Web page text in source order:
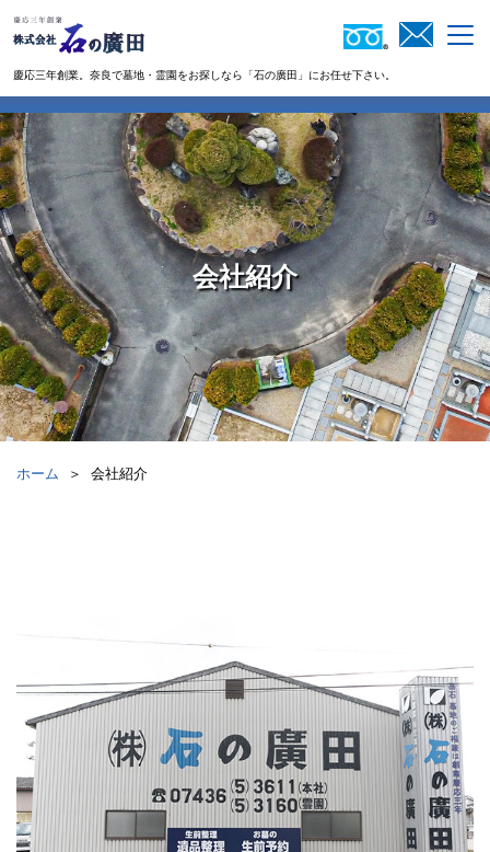
慶応三年創業。奈良で墓地・霊園を​​​​​​​お探しなら「石の廣田」にお任せ下さい。
会社紹介
ホーム ＞ 会社紹介